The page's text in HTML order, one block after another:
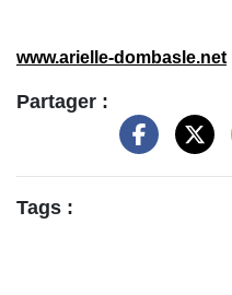
www.arielle-dombasle.net
Partager :
Tags :